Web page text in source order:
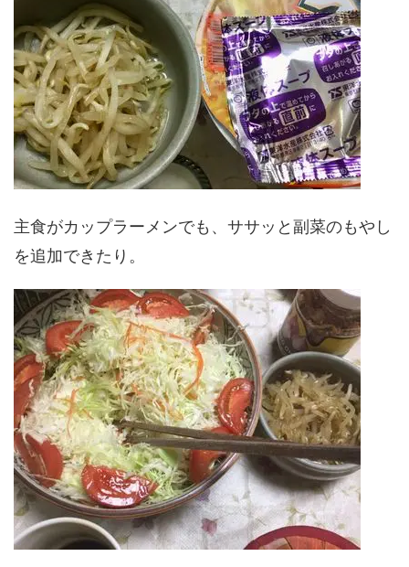
主食がカップラーメンでも、ササッと副菜のもやし
を追加できたり。